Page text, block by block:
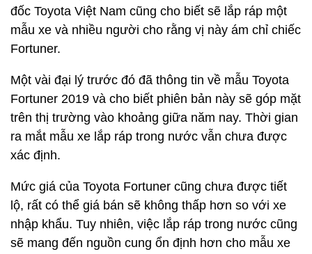
đốc Toyota Việt Nam cũng cho biết sẽ lắp ráp một
mẫu xe và nhiều người cho rằng vị này ám chỉ chiếc
Fortuner.
Một vài đại lý trước đó đã thông tin về mẫu Toyota
Fortuner 2019 và cho biết phiên bản này sẽ góp mặt
trên thị trường vào khoảng giữa năm nay. Thời gian
ra mắt mẫu xe lắp ráp trong nước vẫn chưa được
xác định.
Mức giá của Toyota Fortuner cũng chưa được tiết
lộ, rất có thể giá bán sẽ không thấp hơn so với xe
nhập khẩu. Tuy nhiên, việc lắp ráp trong nước cũng
sẽ mang đến nguồn cung ổn định hơn cho mẫu xe